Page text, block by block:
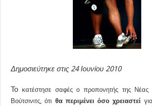
Δημοσιεύτηκε στις 24 Ιουνίου 2010
Το κατέστησε σαφές ο προπονητής της Νέας
Βούτσινιτς, ότι θα περιμένει όσο χρειαστεί